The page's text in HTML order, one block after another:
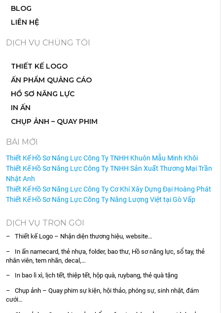
BLOG
LIÊN HỆ
DỊCH VỤ CHÚNG TÔI
THIẾT KẾ LOGO
ẤN PHẨM QUẢNG CÁO
HỒ SƠ NĂNG LỰC
IN ẤN
CHỤP ẢNH – QUAY PHIM
BÀI MỚI
Thiết Kế Hồ Sơ Năng Lực Công Ty TNHH Khuôn Mẫu Minh Khôi
Thiết Kế Hồ Sơ Năng Lực Công Ty TNHH Sản Xuất Thương Mại Trần
Nhật Anh
Thiết Kế Hồ Sơ Năng Lực Công Ty Cơ Khí Xây Dựng Đại Hoàng Phát
Thiết Kế Hồ Sơ Năng Lực Công Ty Năng Lượng Việt tại Gò Vấp
DỊCH VỤ TRỌN GÓI
– Thiết kế Logo – Nhận diện thương hiệu, website…
– In ấn namecard, thẻ nhựa, folder, bao thư, Hồ sơ năng lực, sổ tay, thẻ
nhân viên, tem nhãn, decal,…
– In bao lì xì, lịch tết, thiệp tết, hộp quà, ruybang, thẻ quà tặng
– Chụp ảnh – Quay phim sự kiện, hội thảo, phóng sự, sinh nhật, đám
cưới…